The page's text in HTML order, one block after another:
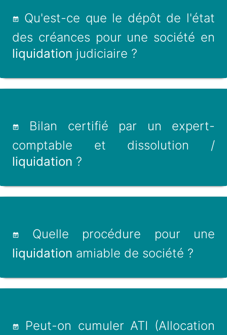
Qu'est-ce que le dépôt de l'état
des créances pour une société en
liquidation judiciaire ?
Bilan certifié par un expert-
comptable et dissolution /
liquidation ?
Quelle procédure pour une
liquidation amiable de société ?
Peut-on cumuler ATI (Allocation